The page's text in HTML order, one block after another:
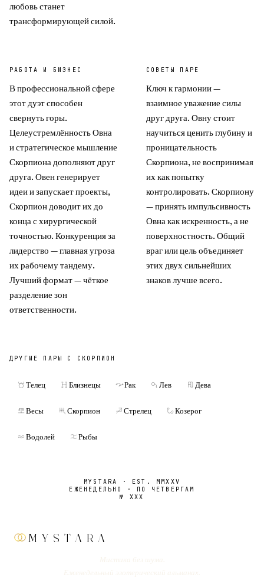
любовь станет
трансформирующей силой.
РАБОТА И БИЗНЕС
В профессиональной сфере
этот дуэт способен
свернуть горы.
Целеустремлённость Овна
и стратегическое мышление
Скорпиона дополняют друг
друга. Овен генерирует
идеи и запускает проекты,
Скорпион доводит их до
конца с хирургической
точностью. Конкуренция за
лидерство — главная угроза
их рабочему тандему.
Лучший формат — чёткое
разделение зон
ответственности.
СОВЕТЫ ПАРЕ
Ключ к гармонии —
взаимное уважение силы
друг друга. Овну стоит
научиться ценить глубину и
проницательность
Скорпиона, не воспринимая
их как попытку
контролировать. Скорпиону
— принять импульсивность
Овна как искренность, а не
поверхностность. Общий
враг или цель объединяет
этих двух сильнейших
знаков лучше всего.
ДРУГИЕ ПАРЫ С СКОРПИОН
Телец Близнецы Рак Лев Дева
Весы Скорпион Стрелец Козерог
Водолей Рыбы
MYSTARA · EST. MMXXV
ЕЖЕНЕДЕЛЬНО · ПО ЧЕТВЕРГАМ
№ XXX
MYSTARA